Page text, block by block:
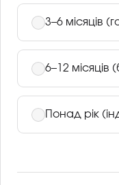
3–6 місяців
6–12 місяців
Понад рік